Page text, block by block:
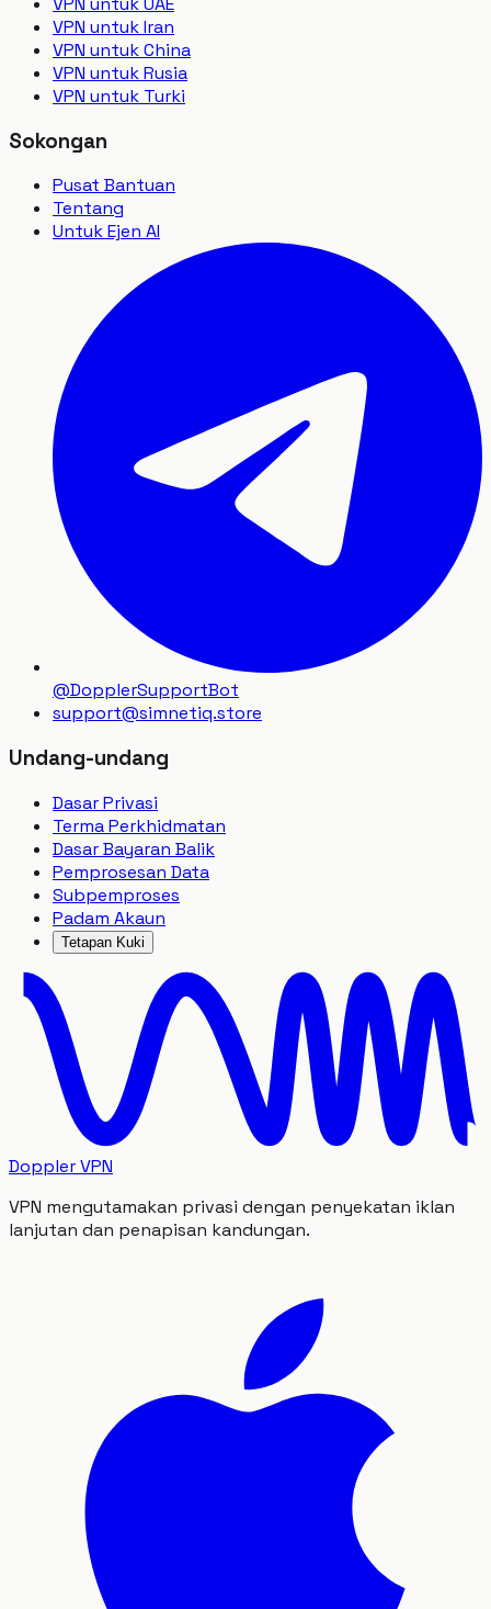
VPN untuk Iran
VPN untuk China
VPN untuk Rusia
VPN untuk Turki
Sokongan
Pusat Bantuan
Tentang
Untuk Ejen AI
@DopplerSupportBot
support@simnetiq.store
Undang-undang
Dasar Privasi
Terma Perkhidmatan
Dasar Bayaran Balik
Pemprosesan Data
Subpemproses
Padam Akaun
Tetapan Kuki
Doppler VPN
VPN mengutamakan privasi dengan penyekatan iklan
lanjutan dan penapisan kandungan.